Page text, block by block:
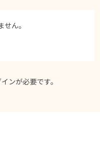
ん。
ンが必要です。